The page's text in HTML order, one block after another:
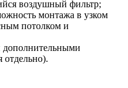
воздушный фильтр;
монтажа в узком
потолком и
дополнительными
отдельно).